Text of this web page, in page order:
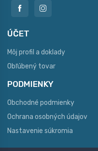
ÚČET
Môj profil a doklady
Obľúbený tovar
PODMIENKY
Obchodné podmienky
Ochrana osobných údajov
Nastavenie súkromia